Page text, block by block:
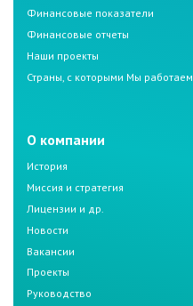
Финансовые показатели
Финансовые отчеты
Наши проекты
Страны, с которыми Мы работаем
О компании
История
Миссия и стратегия
Лицензии и др.
Новости
Вакансии
Проекты
Руководство